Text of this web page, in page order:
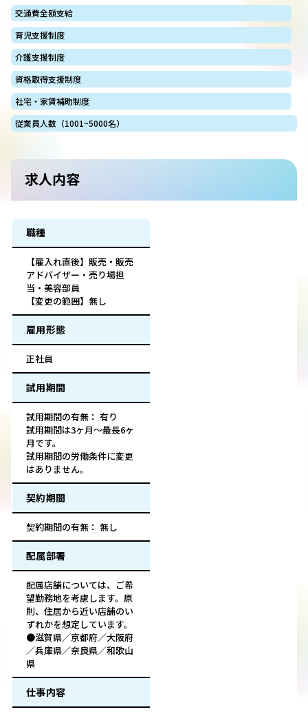
交通費全額支給
育児支援制度
介護支援制度
資格取得支援制度
社宅・家賃補助制度
従業員人数（1001~5000名）
求人内容
職種
【雇入れ直後】販売・販売
アドバイザー・売り場担
当・美容部員
【変更の範囲】無し
雇用形態
正社員
試用期間
試用期間の有無： 有り
試用期間は3ヶ月～最長6ヶ
月です。
試用期間の労働条件に変更
はありません。
契約期間
契約期間の有無： 無し
配属部署
配属店舗については、ご希
望勤務地を考慮します。原
則、住居から近い店舗のい
ずれかを想定しています。
●滋賀県／京都府／大阪府
／兵庫県／奈良県／和歌山
県
仕事内容